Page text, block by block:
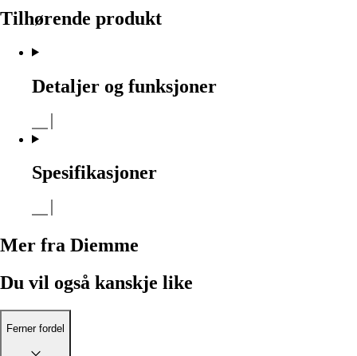
Tilhørende produkt
Detaljer og funksjoner
Spesifikasjoner
Mer fra Diemme
Du vil også kanskje like
Ferner fordel